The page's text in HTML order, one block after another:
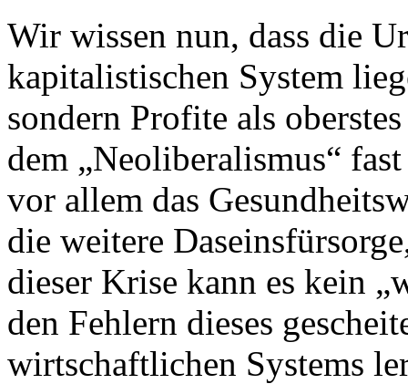
Wir wissen nun, dass die
kapitalistischen System
sondern Profite als
dem „Neoliberalismus“
vor allem das
die weitere
dieser Krise kann es kein
den Fehlern dieses
wirtschaftlichen Systems